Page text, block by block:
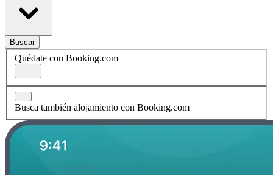
Buscar
Quédate con Booking.com
Busca también alojamiento con Booking.com